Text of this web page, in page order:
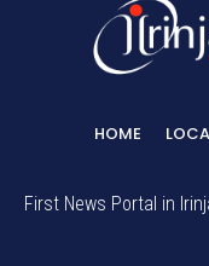
HOME
First News Portal in